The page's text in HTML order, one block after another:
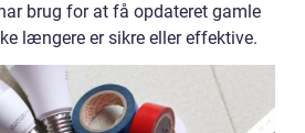
brug for at få opdateret gamle
længere er sikre eller effektive.